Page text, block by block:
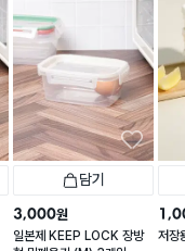
담기
3,000원
일본제 KEEP LOCK 장방
저장